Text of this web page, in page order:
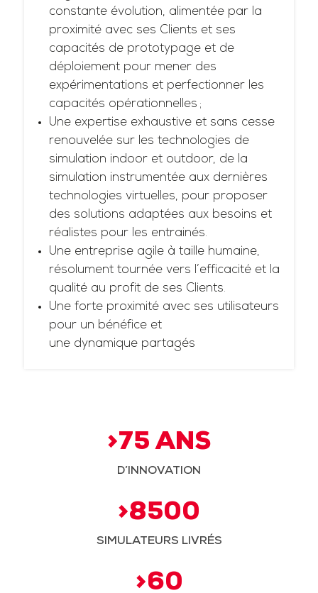
constante évolution, alimentée par la
proximité avec ses Clients et ses
capacités de prototypage et de
déploiement pour mener des
expérimentations et perfectionner les
capacités opérationnelles ;
Une expertise exhaustive et sans cesse
renouvelée sur les technologies de
simulation indoor et outdoor, de la
simulation instrumentée aux dernières
technologies virtuelles, pour proposer
des solutions adaptées aux besoins et
réalistes pour les entrainés.
Une entreprise agile à taille humaine,
résolument tournée vers l’efficacité et la
qualité au profit de ses Clients.
Une forte proximité avec ses utilisateurs
pour un bénéfice et
une dynamique partagés
>75 ANS
D’INNOVATION
>8500
SIMULATEURS LIVRÉS
>60